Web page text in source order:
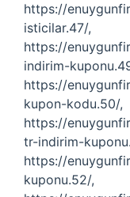
https://
isticilar.47/,
https://
indirim-
https://
kupon-kodu.50/,
https://
tr-indirim-
https://
kuponu.52/,